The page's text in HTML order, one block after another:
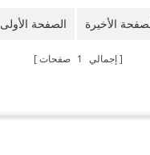
الصفحة الأولى الأخيرة
إجمالي 1 صفحات